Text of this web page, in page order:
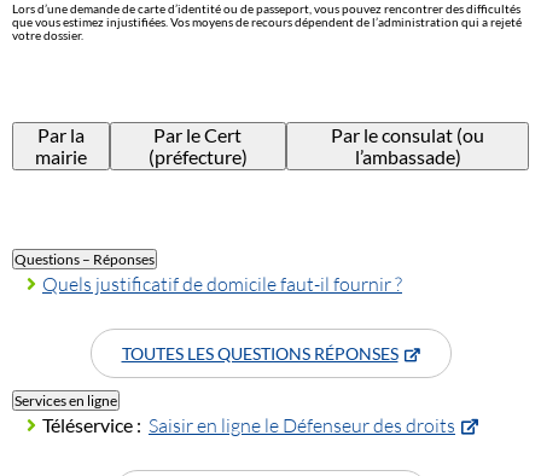
Lors d’une demande de carte d’identité ou de passeport, vous pouvez rencontrer des difficultés
que vous estimez injustifiées. Vos moyens de recours dépendent de l’administration qui a rejeté
votre dossier.
Par la
mairie
Par le Cert
(préfecture)
Par le consulat (ou
l’ambassade)
Questions – Réponses
Quels justificatif de domicile faut-il fournir ?
TOUTES LES QUESTIONS RÉPONSES
Services en ligne
Téléservice : Saisir en ligne le Défenseur des droits